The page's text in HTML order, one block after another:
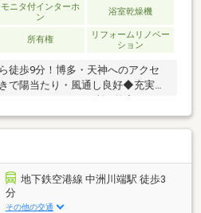
モニタ付インターホ
ン
浴室乾燥機
所有権
リフォームリノベー
ション
徒歩9分！博多・天神へのアクセ
で陽当たり・風通し良好◆充実の
と大規模修繕の実施実績◎ルーミ
々は、福岡で創立14周年を迎えた
社です！売買・収益・賃貸・管理
産事業を行っております。福岡県
できますので、お気軽にご連絡く
舗来店キャンペーン◎ご来店の
ートにお答え頂いたお客様に
地下鉄空港線 中洲川端駅 徒歩3
分
その他の交通